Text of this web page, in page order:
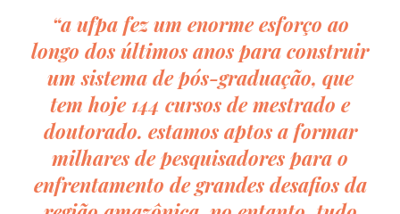
“a ufpa fez um enorme esforço ao
longo dos últimos anos para construir
um sistema de pós-graduação, que
tem hoje 144 cursos de mestrado e
doutorado. estamos aptos a formar
milhares de pesquisadores para o
enfrentamento de grandes desafios da